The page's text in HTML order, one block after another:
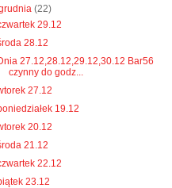
(22)
29.12
28.12
27.12,28.12,29.12,30.12 Bar56
czynny do godz...
27.12
19.12
20.12
21.12
22.12
23.12